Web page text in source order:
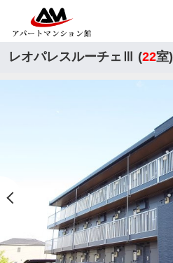
レオパレスルーチェⅢ (22室)